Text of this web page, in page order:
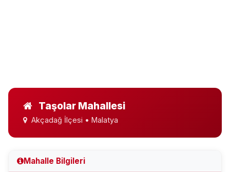
Taşolar Mahallesi
Akçadağ İlçesi • Malatya
Mahalle Bilgileri